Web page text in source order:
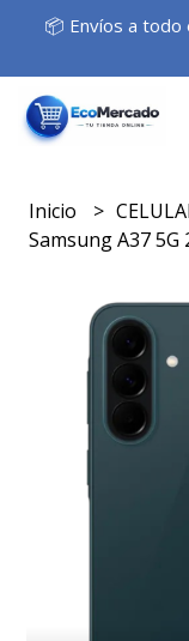
📦 Envíos a
Inicio
Samsung A37 5G